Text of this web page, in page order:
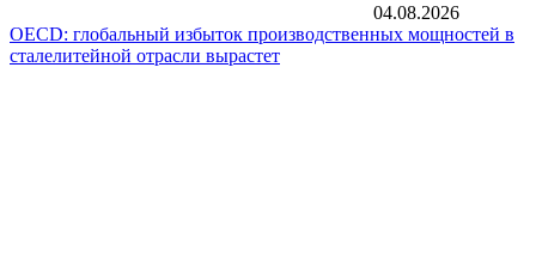
04.08.2026
OECD: глобальный избыток производственных мощностей в
сталелитейной отрасли вырастет